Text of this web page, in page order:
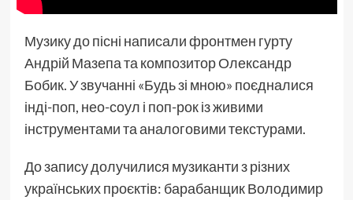
Музику до пісні написали фронтмен гурту
Андрій Мазепа та композитор Олександр
Бобик. У звучанні «Будь зі мною» поєдналися
інді-поп, нео-соул і поп-рок із живими
інструментами та аналоговими текстурами.
До запису долучилися музиканти з різних
українських проєктів: барабанщик Володимир